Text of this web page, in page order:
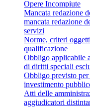
Opere Incompiute
Mancata redazione
mancata redazione
servizi
Norme, criteri
qualificazione
Obbligo applicabile
di diritti speciali
Obbligo previsto
investimento
Atti delle
aggiudicatori